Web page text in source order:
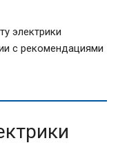
электрики
с рекомендациями